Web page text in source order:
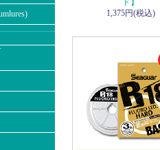
ド】
1,375円(税込)